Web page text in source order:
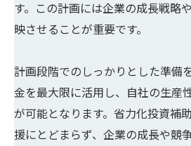
す。この計画には企業の成長戦略
映させることが重要です。
計画段階でのしっかりとした準備
金を最大限に活用し、自社の生産
が可能となります。省力化投資補
援にとどまらず、企業の成長や競